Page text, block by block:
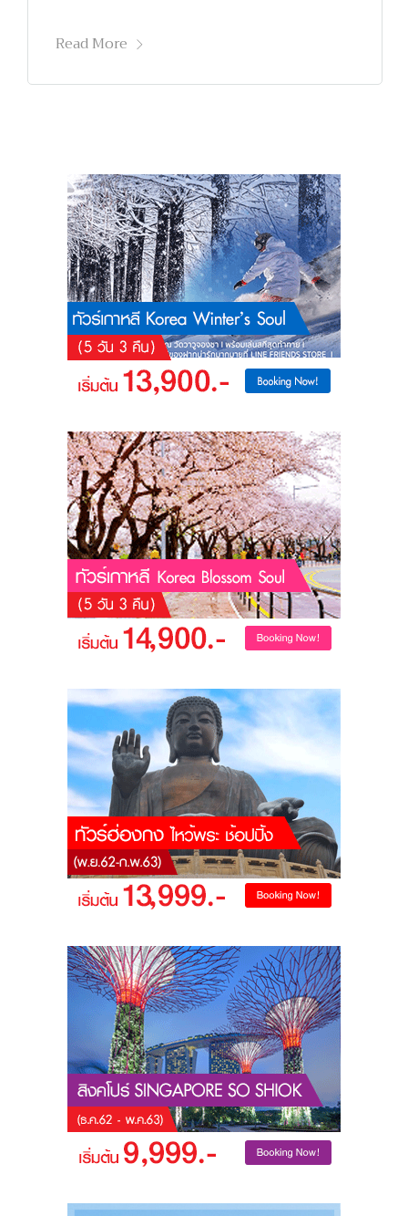
Read More